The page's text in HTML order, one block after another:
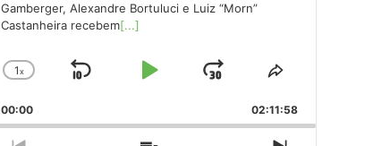
Gamberger, Alexandre Bortuluci e Luiz “Morn”
Castanheira recebem[...]
Change
Rate
1x
Skip
Play
Jump
Forward
Share
Episode
00:00 02:11:58